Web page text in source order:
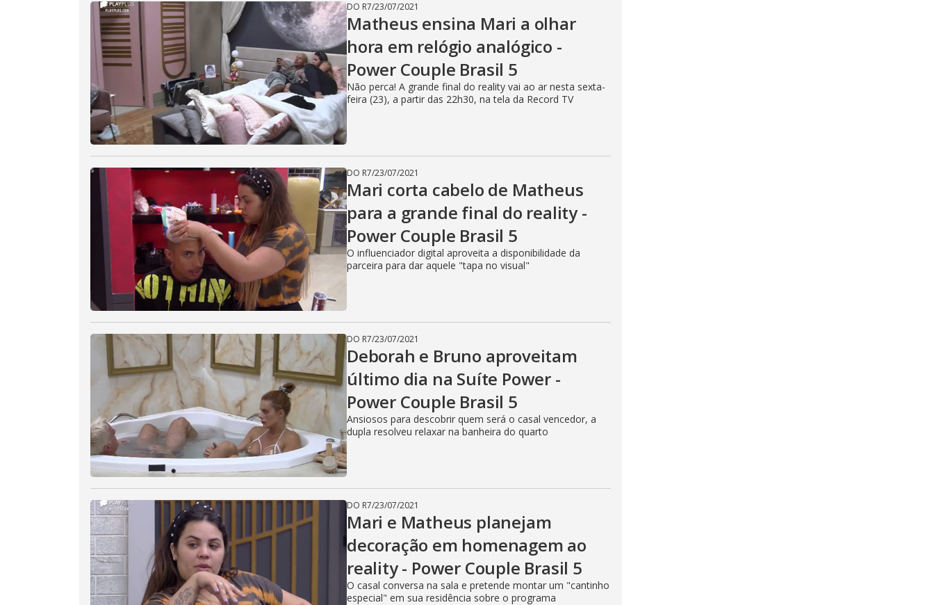
DO R7/23/07/2021
Matheus ensina Mari a olhar
hora em relógio analógico -
Power Couple Brasil 5
Não perca! A grande final do reality vai ao ar nesta sexta-
feira (23), a partir das 22h30, na tela da Record TV
DO R7/23/07/2021
Mari corta cabelo de Matheus
para a grande final do reality -
Power Couple Brasil 5
O influenciador digital aproveita a disponibilidade da
parceira para dar aquele "tapa no visual"
DO R7/23/07/2021
Deborah e Bruno aproveitam
último dia na Suíte Power -
Power Couple Brasil 5
Ansiosos para descobrir quem será o casal vencedor, a
dupla resolveu relaxar na banheira do quarto
DO R7/23/07/2021
Mari e Matheus planejam
decoração em homenagem ao
reality - Power Couple Brasil 5
O casal conversa na sala e pretende montar um "cantinho
especial" em sua residência sobre o programa